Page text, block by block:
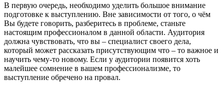
В первую очередь, необходимо уделить большое внимание
подготовке к выступлению. Вне зависимости от того, о чём
Вы будете говорить, разберитесь в проблеме, станьте
настоящим профессионалом в данной области. Аудитория
должна чувствовать, что вы – специалист своего дела,
который может рассказать присутствующим что – то важное и
научить чему-то новому. Если у аудитории появится хоть
малейшее сомнение в вашем профессионализме, то
выступление обречено на провал.